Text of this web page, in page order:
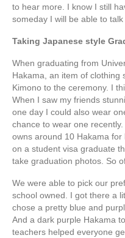
to hear more. I know I still
someday I will be able to talk
Taking Japanese style
When graduating from
Hakama, an item of clothing
Kimono to the ceremony. I
When I saw my friends
one day I could also wear
chance to wear one
owns around 10 Hakama
on a student visa graduate
take graduation photos. So
We were able to pick our
school owned. I got there a
chose a pretty blue and
And a dark purple Hakama
teachers helped everyone